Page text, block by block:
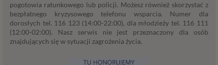
pogotowia ratunkowego lub policji. Możesz również skorzystać z
bezpłatnego kryzysowego telefonu wsparcia. Numer dla
dorosłych tel. 116 123 (14:00-22:00), dla młodzieży tel. 116 111
(12:00-02:00). Nasz serwis nie jest przeznaczony dla osób
znajdujących się w sytuacji zagrożenia życia.
sprawdzenie, czy do Twojego konta nie loguje się
nieuprawniona osoba), dokonanie pomiarów
statystycznych, ulepszania naszych usług i
dopasowania ich do potrzeb i wygody
użytkowników (np. personalizowanie treści w
usługach) jak również prowadzenie marketingu i